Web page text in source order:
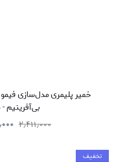
خمیر پلیمری مدل‌سازی
۲٫۴۱۱٫۰۰۰
تخفیف